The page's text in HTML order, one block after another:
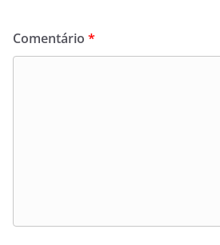
Comentário *